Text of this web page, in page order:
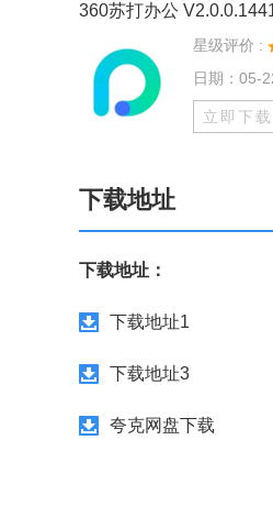
360苏打办公
星级评价 :
日期：05-
立即下载
下载地址
下载地址：
下载地址1
下载地址3
夸克网盘下载